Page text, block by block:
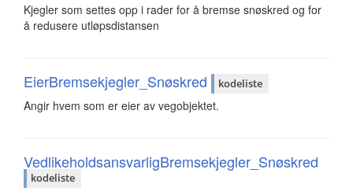
Kjegler som settes opp i rader for å bremse snøskred og for
å redusere utløpsdistansen
EierBremsekjegler_Snøskred kodeliste
Angir hvem som er eier av vegobjektet.
VedlikeholdsansvarligBremsekjegler_Snøskred
kodeliste